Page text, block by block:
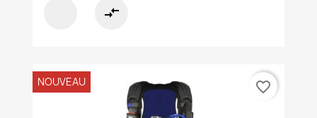
compare_arrows
NOUVEAU favorite_border